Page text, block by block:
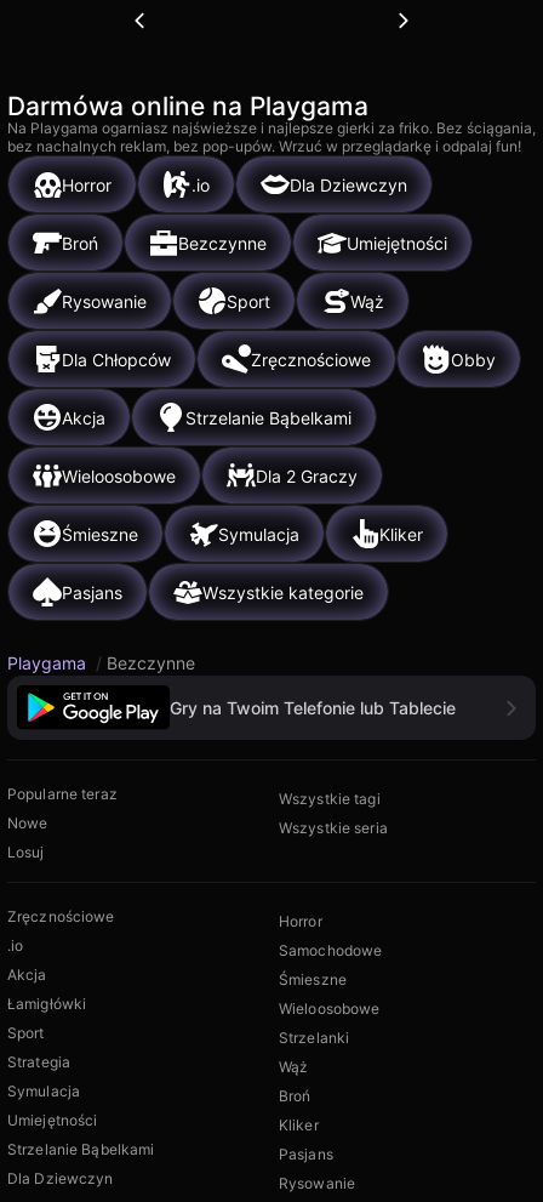
Darmówa online na Playgama
Na Playgama ogarniasz najświeższe i najlepsze gierki za friko. Bez ściągania,
bez nachalnych reklam, bez pop-upów. Wrzuć w przeglądarkę i odpalaj fun!
Horror .io Dla Dziewczyn
Broń Bezczynne Umiejętności
Rysowanie Sport Wąż
Dla Chłopców Zręcznościowe Obby
Akcja Strzelanie Bąbelkami
Wieloosobowe Dla 2 Graczy
Śmieszne Symulacja Kliker
Pasjans Wszystkie kategorie
Playgama / Bezczynne
Gry na Twoim Telefonie lub Tablecie
Popularne teraz
Nowe
Losuj
Wszystkie tagi
Wszystkie seria
Zręcznościowe
.io
Akcja
Łamigłówki
Sport
Strategia
Symulacja
Umiejętności
Strzelanie Bąbelkami
Dla Dziewczyn
Horror
Samochodowe
Śmieszne
Wieloosobowe
Strzelanki
Wąż
Broń
Kliker
Pasjans
Rysowanie